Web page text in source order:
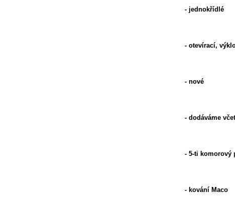
- jednokřídlé
- otevírací,
- nové
- dodáváme
- 5-ti komorový
- kování Maco